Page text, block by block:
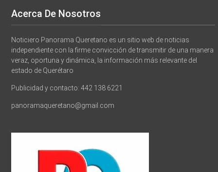
Acerca De Nosotros
Noticiero Panorama Queretano es un sitio web de noticias
independiente con la firme convicción de transmitir de una manera
veraz, oportuna y dinámica, la información más relevante del
estado de Querétaro
Publicidad y contacto: 442 138 6221
panoramaqueretano@gmail.com